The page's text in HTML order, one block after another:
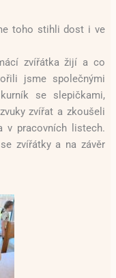
toho stihli dost i ve
zvířátka žijí a co
jsme společnými
se slepičkami,
zvířat a zkoušeli
v pracovních listech.
zvířátky a na závěr